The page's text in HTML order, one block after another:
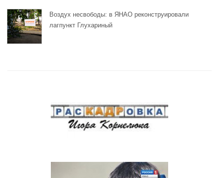
Воздух несвободы: в ЯНАО реконструировали
лагпункт Глухариный